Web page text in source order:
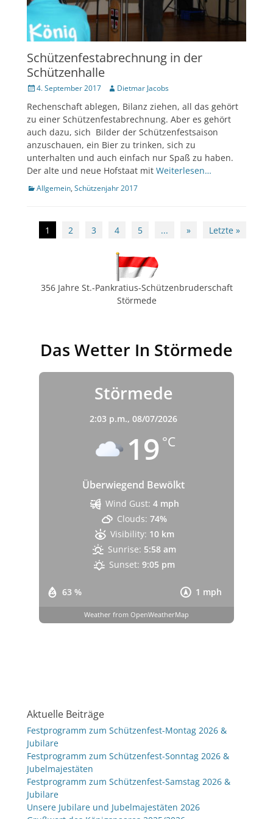
Schützenfestabrechnung in der
Schützenhalle
Veröffentlicht
4. September 2017 Author
Dietmar Jacobs
Rechenschaft ablegen, Bilanz ziehen, all das gehört
zu einer Schützenfestabrechnung. Aber es gehört
auch dazu, sich Bilder der Schützenfestsaison
anzuschauen, ein Bier zu trinken, sich zu
unterhalten und auch einfach nur Spaß zu haben.
Der alte und neue Hofstaat mit Weiterlesen…
Kategorien
Allgemein, Schützenjahr 2017
Beitragsnavigation
1 2 3 4 5 ... » Letzte »
356 Jahre St.-Pankratius-Schützenbruderschaft
Störmede
Das Wetter In Störmede
Störmede
2:03 p.m., 08/07/2026
19 °C
Überwiegend Bewölkt
63 % 1 mph
Wind Gust: 4 mph
Clouds: 74%
Visibility: 10 km
Sunrise: 5:58 am
Sunset: 9:05 pm
Weather from OpenWeatherMap
Aktuelle Beiträge
Festprogramm zum Schützenfest-Montag 2026 &
Jubilare
Festprogramm zum Schützenfest-Sonntag 2026 &
Jubelmajestäten
Festprogramm zum Schützenfest-Samstag 2026 &
Jubilare
Unsere Jubilare und Jubelmajestäten 2026